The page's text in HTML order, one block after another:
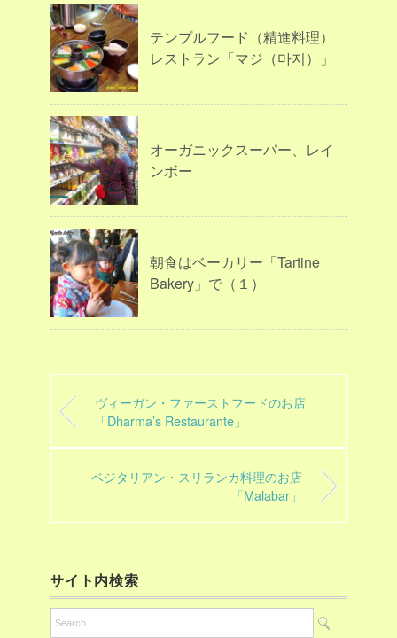
テンプルフード（精進料理）
レストラン「マジ（마지）」
オーガニックスーパー、レイ
ンボー
朝食はベーカリー「Tartine
Bakery」で（１）
ヴィーガン・ファーストフードのお店
「Dharma’s Restaurante」
ベジタリアン・スリランカ料理のお店
「Malabar」
サイト内検索